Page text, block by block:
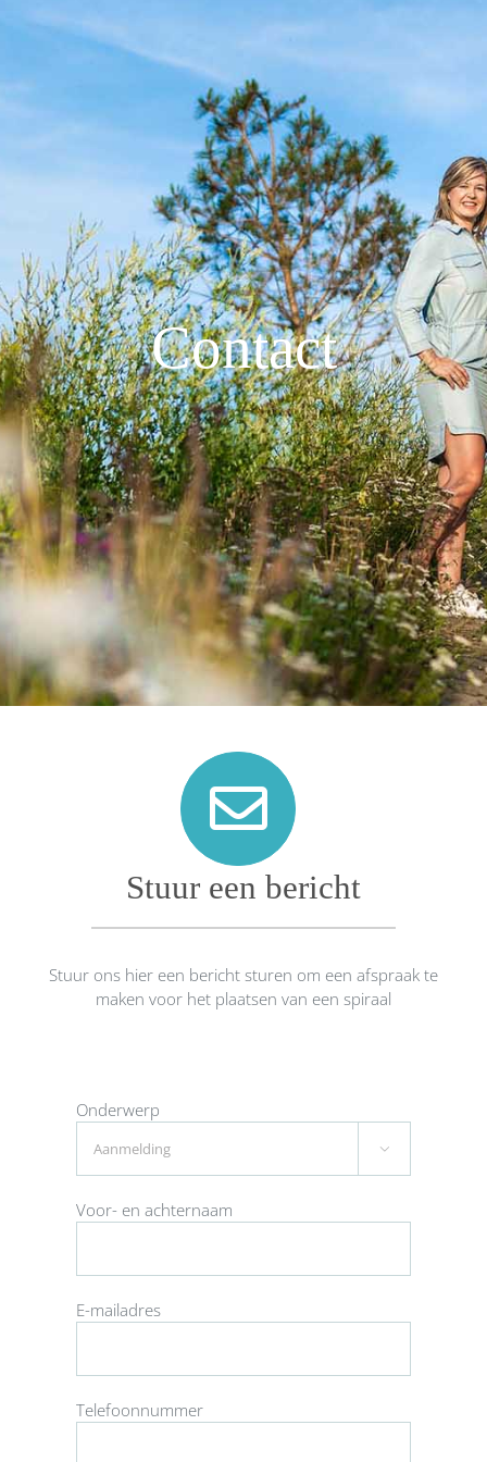
Contact
Stuur een bericht
Stuur ons hier een bericht sturen om een afspraak te
maken voor het plaatsen van een spiraal
Onderwerp

Voor- en achternaam
E-mailadres
Telefoonnummer